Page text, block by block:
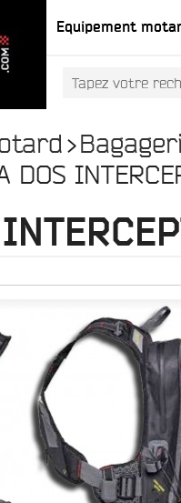
Equipement
>
DOS